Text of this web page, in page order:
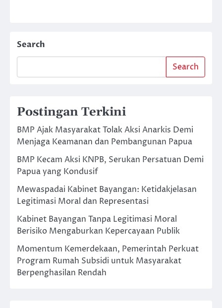
Search
Search
Postingan Terkini
BMP Ajak Masyarakat Tolak Aksi Anarkis Demi
Menjaga Keamanan dan Pembangunan Papua
BMP Kecam Aksi KNPB, Serukan Persatuan Demi
Papua yang Kondusif
Mewaspadai Kabinet Bayangan: Ketidakjelasan
Legitimasi Moral dan Representasi
Kabinet Bayangan Tanpa Legitimasi Moral
Berisiko Mengaburkan Kepercayaan Publik
Momentum Kemerdekaan, Pemerintah Perkuat
Program Rumah Subsidi untuk Masyarakat
Berpenghasilan Rendah